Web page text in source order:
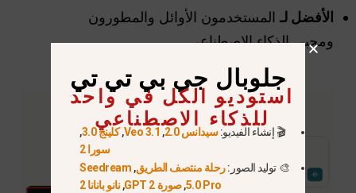
الأفضل لـ المستخدمون الأوائل والمطورون
ومحبي الذكاء الاصطناعي
جلوبال جي بي تي تي
استوديو الكل في واحد
للذكاء الاصطناعي
🎬 إنشاء الفيديو:سيدانس 2.0 ,
Veo 3.1
,كلينج 3.0
,
سورا 2
🎨 توليد الصور:رحلة منتصف الطريق,
Seedream
5.0 Pro
,صورة GPT 2 ,نانو بانانا 2